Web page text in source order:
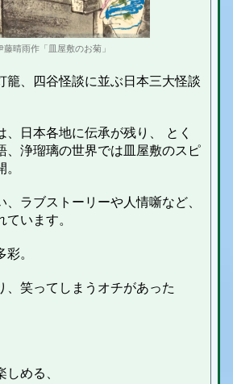
藤晴雨作「皿屋敷のお菊」
、四谷怪談に並ぶ日本三大怪談
、日本各地に伝承が残り、 とく
、浄瑠璃の世界では皿屋敷のスピ
ラブストーリーや人情噺など、
います。
。
、笑ってしまうオチがあった
める、